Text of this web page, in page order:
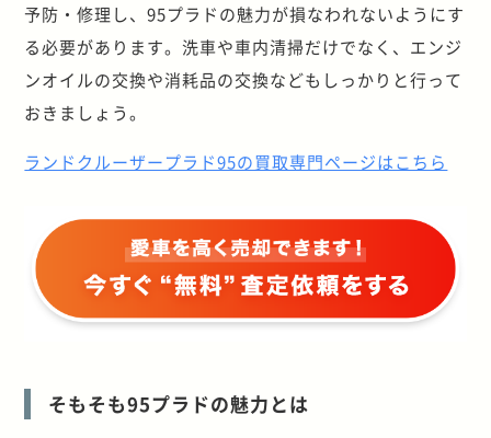
予防・修理し、95プラドの魅力が損なわれないようにす
る必要があります。洗車や車内清掃だけでなく、エンジ
ンオイルの交換や消耗品の交換などもしっかりと行って
おきましょう。
ランドクルーザープラド95の買取専門ページはこちら
そもそも95プラドの魅力とは